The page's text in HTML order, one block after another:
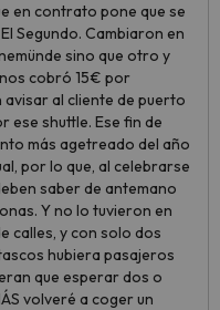
en contrato pone que se
Segundo. Cambiaron en
sino que otro y
nos cobró 15€ por
avisar al cliente de puerto
shuttle. Ese fin de
más agetreado del año
por lo que, al celebrarse
saber de antemano
Y no lo tuvieron en
calles, y con solo dos
hubiera pasajeros
que esperar dos o
volveré a coger un